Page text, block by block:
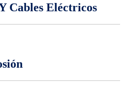
Cables Eléctricos